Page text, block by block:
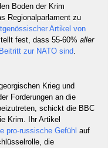
Boden der Krim
Regionalparlament zu
Artikel von
fest, dass 55-60% aller
zur NATO sind.
Krieg und
Forderungen an die
schickt die BBC
Krim. Ihr Artikel
pro-russische Gefühl auf
die